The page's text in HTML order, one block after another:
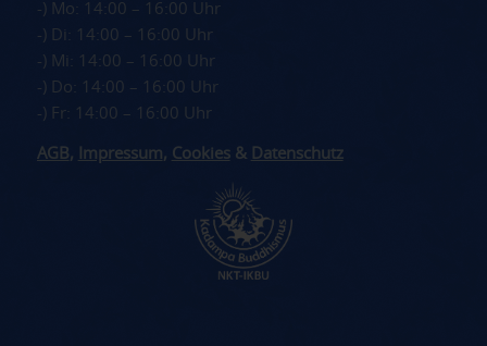
-) Mo: 14:00 – 16:00 Uhr
-) Di: 14:00 – 16:00 Uhr
-) Mi: 14:00 – 16:00 Uhr
-) Do: 14:00 – 16:00 Uhr
-) Fr: 14:00 – 16:00 Uhr
AGB , Impressum, Cookies& Datenschutz